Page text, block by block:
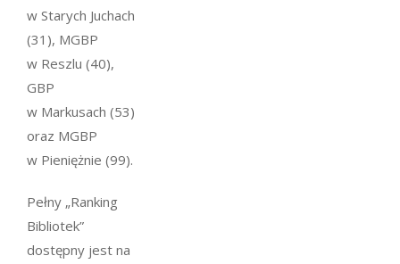
w Starych Juchach
(31), MGBP
w Reszlu (40),
GBP
w Markusach (53)
oraz MGBP
w Pieniężnie (99).
Pełny „Ranking
Bibliotek”
dostępny jest na